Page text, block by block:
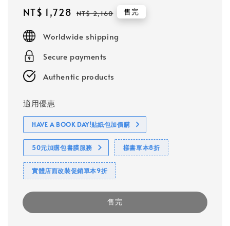
Sale
NT$ 1,728 Regular
NT$ 2,160 售完
Worldwide shipping
Secure payments
Authentic products
適用優惠
HAVE A BOOK DAY!貼紙包加價購
50元加購包書膜服務 樣書單本8折
實體店面改裝促銷單本9折
售完